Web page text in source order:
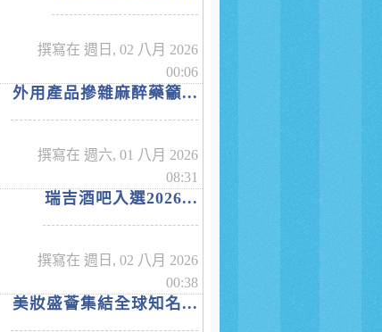
撰寫在 週日, 02 八月 2026
00:06
外用產品摻雜麻醉藥籲...
撰寫在 週六, 01 八月 2026
08:31
瑞吉酒吧入選2026...
撰寫在 週日, 02 八月 2026
00:38
美妝盛薈集結全球知名...